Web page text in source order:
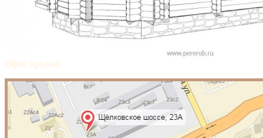
г. Москва,
Щелковское ш., д.23А
г. Мытищи,
Офис продаж